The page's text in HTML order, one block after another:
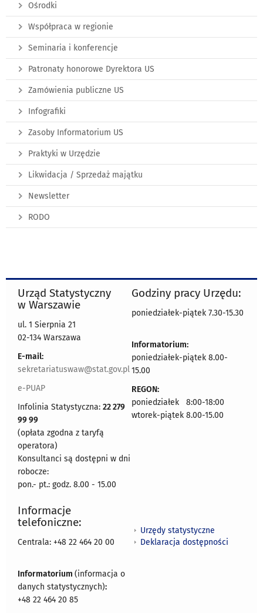
Ośrodki
Współpraca w regionie
Seminaria i konferencje
Patronaty honorowe Dyrektora US
Zamówienia publiczne US
Infografiki
Zasoby Informatorium US
Praktyki w Urzędzie
Likwidacja / Sprzedaż majątku
Newsletter
RODO
Urząd Statystyczny
w Warszawie
ul. 1 Sierpnia 21
02-134 Warszawa
E-mail:
sekretariatuswaw@stat.gov.pl
e-PUAP
Infolinia Statystyczna: 22 279
99 99
(opłata zgodna z taryfą
operatora)
Konsultanci są dostępni w dni
robocze:
pon.- pt.: godz. 8.00 - 15.00
Godziny pracy Urzędu:
poniedziałek-piątek 7.30-15.30
Informatorium:
poniedziałek-piątek 8.00-
15.00
REGON:
poniedziałek 8:00-18:00
wtorek-piątek 8.00-15.00
Informacje
telefoniczne:
Centrala: +48 22 464 20 00
Informatorium (informacja o
danych statystycznych):
+48 22 464 20 85
Urzędy statystyczne
Deklaracja dostępności